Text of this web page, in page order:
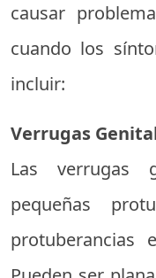
causar
cuando los
incluir:
Verrugas
Las verrugas
pequeñas